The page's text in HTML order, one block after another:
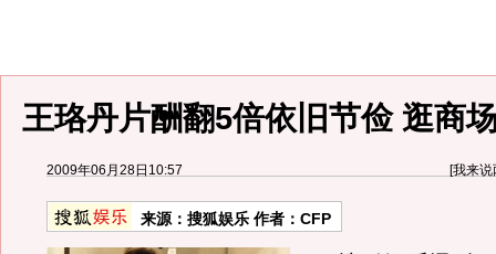
王珞丹片酬翻5倍依旧节俭 逛商
2009年06月28日10:57 [我来说
来源： 搜狐娱乐作者：CFP